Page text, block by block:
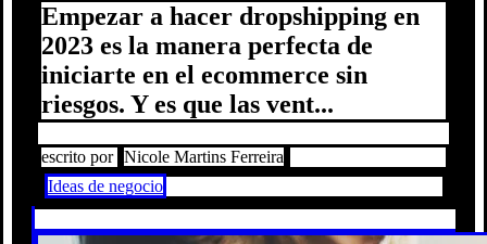
Empezar a hacer dropshipping en
2023 es la manera perfecta de
iniciarte en el ecommerce sin
riesgos. Y es que las vent...
escrito por Nicole Martins Ferreira
Ideas de negocio